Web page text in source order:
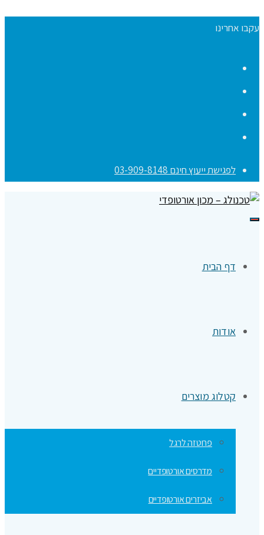
עקבו אחרינו
לפגישת ייעוץ חינם 03-909-8148
תפריט
דף הבית
אודות
קטלוג מוצרים
פרוטזה לרגל
מדרסים אורטופדיים
אביזרים אורטופדיים